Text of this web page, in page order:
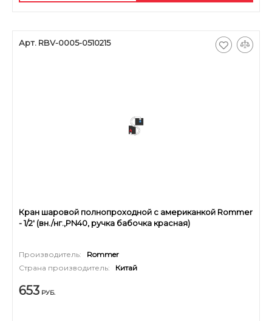
Арт. RBV-0005-0510215
Кран шаровой полнопроходной с американкой Rommer
- 1/2' (вн./нг.,PN40, ручка бабочка красная)
Производитель:
Rommer
Страна производитель:
Китай
653 РУБ.